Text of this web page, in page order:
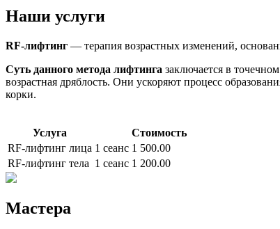
Наши услуги
RF-лифтинг — терапия возрастных изменений,
Суть данного метода лифтинга заключается в
возрастная дряблость. Они ускоряют процесс
корки.
Услуга
Стоимость
RF-лифтинг лица 1 сеанс 1 500.00
RF-лифтинг тела 1 сеанс 1 200.00
Мастера